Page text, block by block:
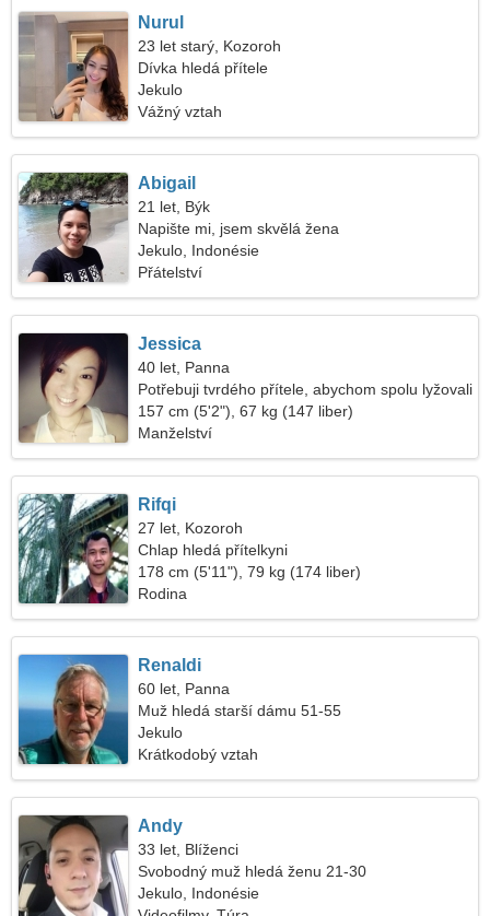
Nurul
23 let starý, Kozoroh
Dívka hledá přítele
Jekulo
Vážný vztah
Abigail
21 let, Býk
Napište mi, jsem skvělá žena
Jekulo, Indonésie
Přátelství
Jessica
40 let, Panna
Potřebuji tvrdého přítele, abychom spolu lyžovali
157 cm (5'2"), 67 kg (147 liber)
Manželství
Rifqi
27 let, Kozoroh
Chlap hledá přítelkyni
178 cm (5'11"), 79 kg (174 liber)
Rodina
Renaldi
60 let, Panna
Muž hledá starší dámu 51-55
Jekulo
Krátkodobý vztah
Andy
33 let, Blíženci
Svobodný muž hledá ženu 21-30
Jekulo, Indonésie